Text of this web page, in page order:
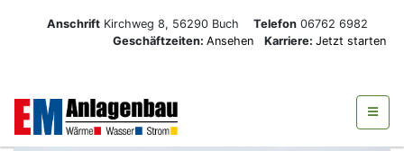
Anschrift Kirchweg 8, 56290 Buch Telefon 06762 6982
Geschäftzeiten: Ansehen Karriere: Jetzt starten